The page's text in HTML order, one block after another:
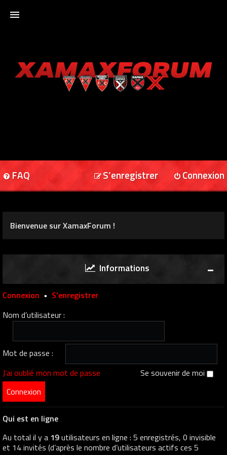
XAMAXFORUM
FAQ Connexion
S’enregistrer
Bienvenue sur XamaxForum !
Informations
Connexion • S’enregistrer
Nom d’utilisateur :
Mot de passe :
J’ai oublié mon mot de passe
Se souvenir de moi
Qui est en ligne
Au total il y a 19utilisateurs en ligne : 5 enregistrés, 0 invisible
et 14 invités (d’après le nombre d’utilisateurs actifs ces 5